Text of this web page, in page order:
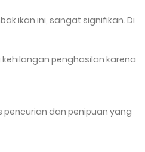
ikan ini, sangat signifikan. Di
kehilangan penghasilan karena
pencurian dan penipuan yang